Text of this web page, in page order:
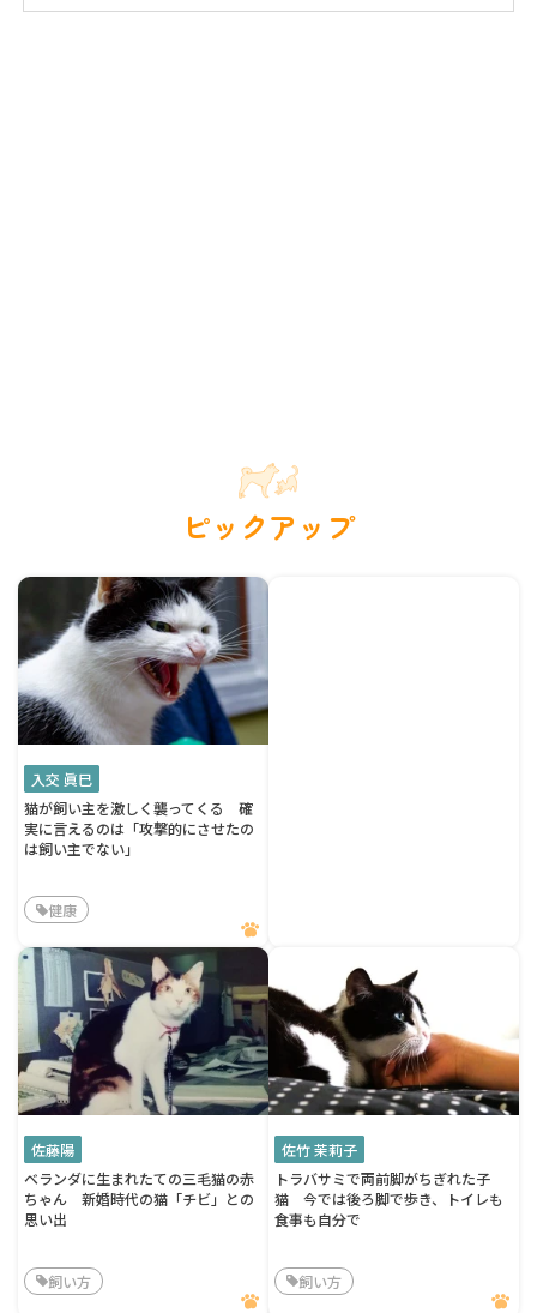
ピックアップ
入交 眞巳
猫が飼い主を激しく襲ってくる 確
実に言えるのは「攻撃的にさせたの
は飼い主でない」
健康
佐藤陽
ベランダに生まれたての三毛猫の赤
ちゃん 新婚時代の猫「チビ」との
思い出
飼い方
佐竹 茉莉子
トラバサミで両前脚がちぎれた子
猫 今では後ろ脚で歩き、トイレも
食事も自分で
飼い方